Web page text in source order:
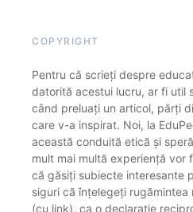
COPYRIGHT
Pentru că scrieți despre
datorită acestui lucru, ar fi util
când preluați un articol, părți
care v-a inspirat. Noi, la
această conduită etică și
mult mai multă experiență vor
că găsiți subiecte interesante
siguri că înțelegeți rugămintea
(cu link), ca o declarație